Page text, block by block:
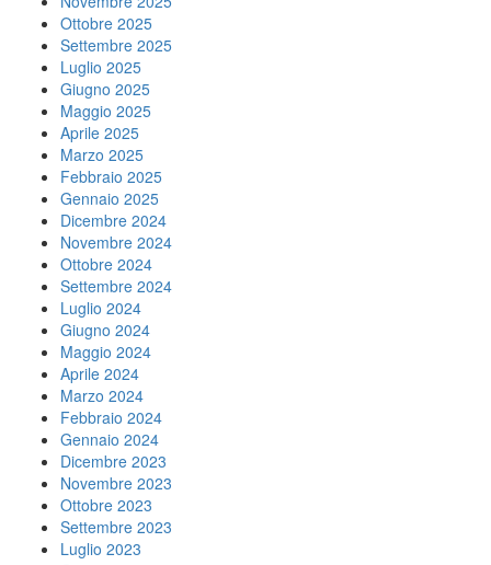
Ottobre 2025
Settembre 2025
Luglio 2025
Giugno 2025
Maggio 2025
Aprile 2025
Marzo 2025
Febbraio 2025
Gennaio 2025
Dicembre 2024
Novembre 2024
Ottobre 2024
Settembre 2024
Luglio 2024
Giugno 2024
Maggio 2024
Aprile 2024
Marzo 2024
Febbraio 2024
Gennaio 2024
Dicembre 2023
Novembre 2023
Ottobre 2023
Settembre 2023
Luglio 2023